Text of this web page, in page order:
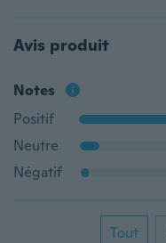
Avis produit
Notes
Positif
Neutre
Négatif
Tout